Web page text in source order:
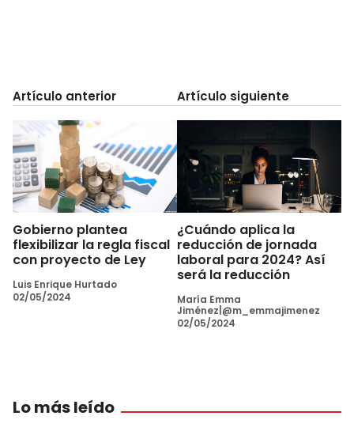
Artículo anterior
Gobierno plantea
flexibilizar la regla fiscal
con proyecto de Ley
Luis Enrique Hurtado
02/05/2024
Artículo siguiente
¿Cuándo aplica la
reducción de jornada
laboral para 2024? Así
será la reducción
María Emma
Jiménez|@m_emmajimenez
02/05/2024
Lo más leído